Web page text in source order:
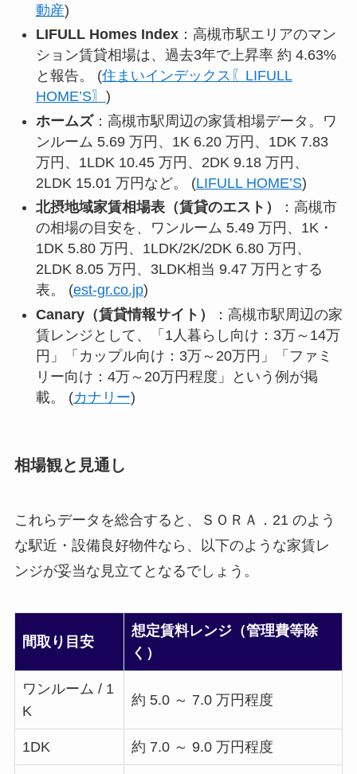
動産)
LIFULL Homes Index：高槻市駅エリアのマン
ション賃貸相場は、過去3年で上昇率 約 4.63%
と報告。 (住まいインデックス〖LIFULL
HOME’S〗 )
ホームズ：高槻市駅周辺の家賃相場データ。ワ
ンルーム 5.69 万円、1K 6.20 万円、1DK 7.83
万円、1LDK 10.45 万円、2DK 9.18 万円、
2LDK 15.01 万円など。 (LIFULL HOME’S)
北摂地域家賃相場表（賃貸のエスト）
：高槻市
の相場の目安を、ワンルーム 5.49 万円、1K・
1DK 5.80 万円、1LDK/2K/2DK 6.80 万円、
2LDK 8.05 万円、3LDK相当 9.47 万円とする
表。 (est-gr.co.jp)
Canary（賃貸情報サイト）
：高槻市駅周辺の家
賃レンジとして、「1人暮らし向け：3万～14万
円」「カップル向け：3万～20万円」「ファミ
リー向け：4万～20万円程度」という例が掲
載。 (カナリー)
相場観と見通し
これらデータを総合すると、ＳＯＲＡ．21 のよう
な駅近・設備良好物件なら、以下のような家賃レ
ンジが妥当な見立てとなるでしょう。
間取り目安
想定賃料レンジ（管理費等除
く）
ワンルーム / 1
K
約 5.0 ～ 7.0 万円程度
1DK 約 7.0 ～ 9.0 万円程度